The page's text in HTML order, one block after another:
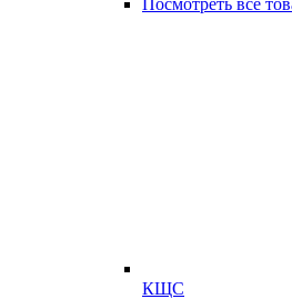
Посмотреть все
КЩС